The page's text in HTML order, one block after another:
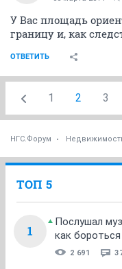
У Вас площадь
границу и, как
ОТВЕТИТЬ
1 2 3
НГС.Форум
ТОП 5
1
Послушал
как
2 691